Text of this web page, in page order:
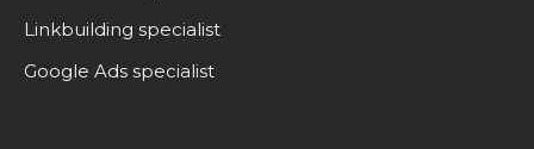
Linkbuilding specialist
Google Ads specialist